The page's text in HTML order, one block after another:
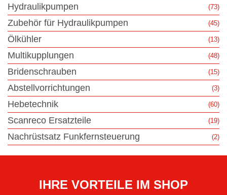
Hydraulikpumpen (73)
Zubehör für Hydraulikpumpen (45)
Ölkühler (13)
Multikupplungen (48)
Bridenschrauben (15)
Abstellvorrichtungen (3)
Hebetechnik (60)
Scanreco Ersatzteile (19)
Nachrüstsatz Funkfernsteuerung (2)
IHRE VORTEILE IM SHOP